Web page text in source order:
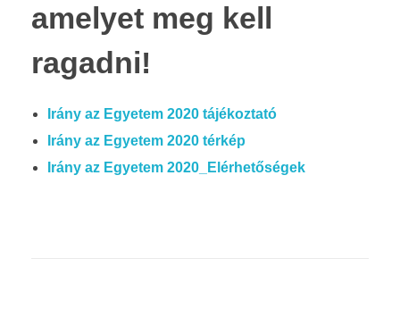
amelyet meg kell
ragadni!
Irány az Egyetem 2020 tájékoztató
Irány az Egyetem 2020 térkép
Irány az Egyetem 2020_Elérhetőségek